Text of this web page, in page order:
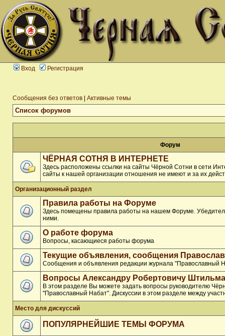
Вход Регистрация
Сообщения без ответов Активные темы
Список форумов
Форум
ЧЁРНАЯ СОТНЯ В ИНТЕРНЕТЕ
Здесь расположены ссылки на сайты Чёрной Сотни в сети
сайты к нашей организации отношения не имеют и за их
Организационный раздел
Правила работы на Форуме
Здесь помещены правила работы на нашем Форуме.
ними.
О работе форума
Вопросы, касающиеся работы форума
Текущие объявления, сообщения
Сообщения и объявления редакции журнала "Православный
Вопросы Александру Робертовичу
В этом разделе Вы можете задать вопросы руководителю
"Православный Набат". Дискуссии в этом разделе между
Место для дискуссий
ПОПУЛЯРНЕЙШИЕ ТЕМЫ ФОРУМА